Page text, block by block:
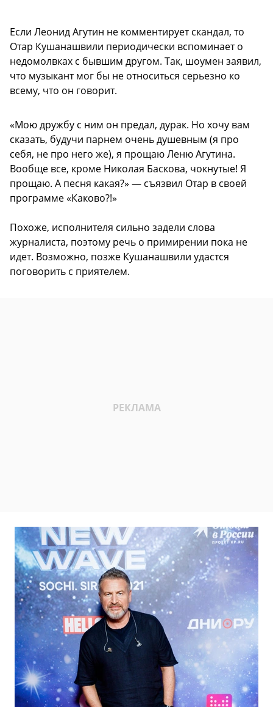
Если Леонид Агутин не комментирует скандал, то
Отар Кушанашвили периодически вспоминает о
недомолвках с бывшим другом. Так, шоумен заявил,
что музыкант мог бы не относиться серьезно ко
всему, что он говорит.
«Мою дружбу с ним он предал, дурак. Но хочу вам
сказать, будучи парнем очень душевным (я про
себя, не про него же), я прощаю Леню Агутина.
Вообще все, кроме Николая Баскова, чокнутые! Я
прощаю. А песня какая?» — съязвил Отар в своей
программе «Каково?!»
Похоже, исполнителя сильно задели слова
журналиста, поэтому речь о примирении пока не
идет. Возможно, позже Кушанашвили удастся
поговорить с приятелем.